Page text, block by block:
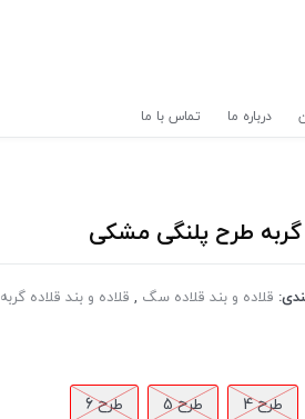
درباره ما تماس با ما
طرح پلنگی مشکی
قلاده و بند قلاده سگ , قلاده و بند قلاده گربه
طرح 4 طرح 5 طرح 6